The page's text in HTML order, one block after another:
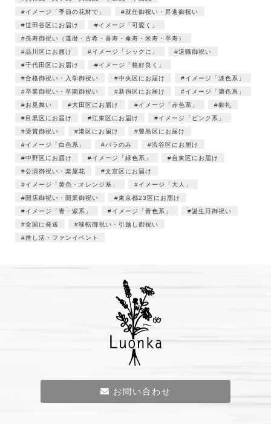
イメージ「季節の花材で」
就任御祝い・昇進御祝い
世田谷区にお届け
イメージ「可愛く」
長寿御祝い（還暦・古希・喜寿・傘寿・米寿・卒寿）
品川区にお届け
イメージ「シックに」
退職御祝い
千代田区にお届け
イメージ「格好良く」
合格御祝い・入学御祝い
中央区にお届け
イメージ「淡色系」
卒業御祝い・卒園御祝い
新宿区にお届け
イメージ「濃色系」
お見舞い
大田区にお届け イメージ「赤色系」
御礼
目黒区にお届け
江東区にお届け
イメージ「ピンク系」
受賞御祝い
港区にお届け
豊島区にお届け
イメージ「白色系」
バラのみ
渋谷区にお届け
中野区にお届け
イメージ「緑色系」
台東区にお届け
公演御祝い・楽屋花
文京区にお届け
イメージ「黄色・オレンジ系」
イメージ「大人」
開店御祝い・開業御祝い
東京都23区にお届け
イメージ「青・紫系」
イメージ「青色系」
誕生日御祝い
全国に発送
移転御祝い・引越し御祝い
推し活・ファンイベント
お問い合わせ